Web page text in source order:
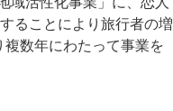
ることにより旅行者の増
数年にわたって事業を